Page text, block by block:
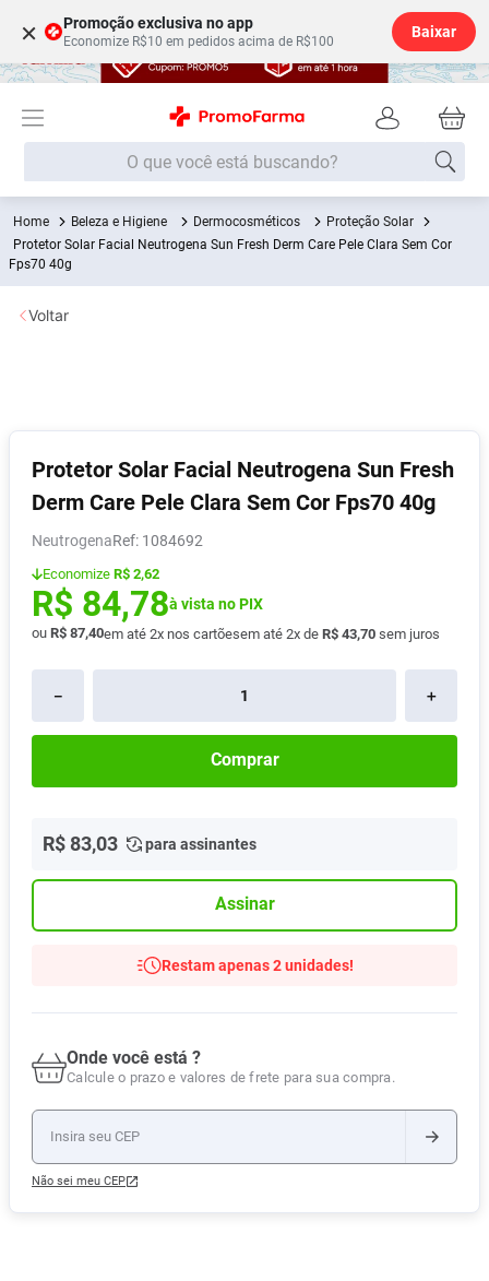
× Promoção exclusiva no app
Economize R$10 em pedidos acima de R$100
Baixar
O que você está buscando?
Beleza e Higiene Dermocosméticos
Proteção Solar
Protetor Solar Facial Neutrogena Sun Fresh Derm Care Pele Clara Sem Cor
Fps70 40g
Protetor Solar Facial Neutrogena Sun Fresh
Derm Care Pele Clara Sem Cor Fps70 40g
Neutrogena : 1084692
Economize R$ 2,62
R$ 84,78à vista no PIX
ou R$ 87,40em até 2x nos cartõesem até 2x de R$ 43,70 sem juros
＋
－
Comprar
R$83,03 para assinantes
Assinar
Restam apenas 2 unidades!
Onde você está ?
Calcule o prazo e valores de frete para sua compra.
Não sei meu CEP
Voltar
Termos mais buscados
1
7º Desodorante
8º Absorvente
9º Lavitan
10 Vitamina D